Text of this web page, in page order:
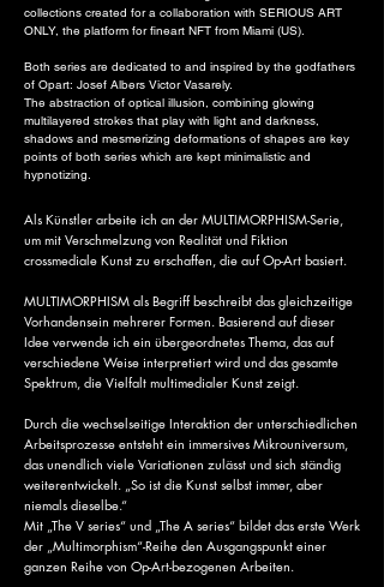
collections created for a collaboration with SERIOUS ART
ONLY, the platform for fineart NFT from Miami (US).
​Both series are dedicated to and inspired by the godfathers
of Opart: Josef Albers Victor Vasarely.
The abstraction of optical illusion, combining glowing
multilayered strokes that play with light and darkness,
shadows and mesmerizing deformations of shapes are key
points of both series which are kept minimalistic and
hypnotizing.
Als Künstler arbeite ich an der MULTIMORPHISM-Serie,
um mit Verschmelzung von Realität und Fiktion
crossmediale Kunst zu erschaffen, die auf Op-Art basiert.
MULTIMORPHISM als Begriff beschreibt das gleichzeitige
Vorhandensein mehrerer Formen. Basierend auf dieser
Idee verwende ich ein übergeordnetes Thema, das auf
verschiedene Weise interpretiert wird und das gesamte
Spektrum, die Vielfalt multimedialer Kunst zeigt.
Durch die wechselseitige Interaktion der unterschiedlichen
Arbeitsprozesse entsteht ein immersives Mikrouniversum,
das unendlich viele Variationen zulässt und sich ständig
weiterentwickelt. „So ist die Kunst selbst immer, aber
niemals dieselbe.“
Mit „The V series“ und „The A series“ bildet das erste Werk
der „Multimorphism“-Reihe den Ausgangspunkt einer
ganzen Reihe von Op-Art-bezogenen Arbeiten.​